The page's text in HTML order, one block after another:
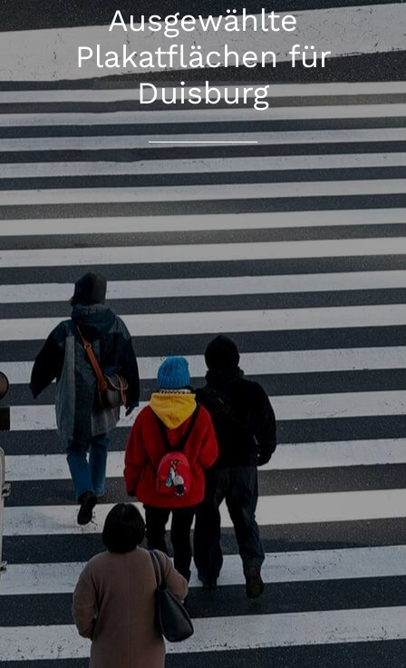
Ausgewählte
Plakatflächen für
Duisburg